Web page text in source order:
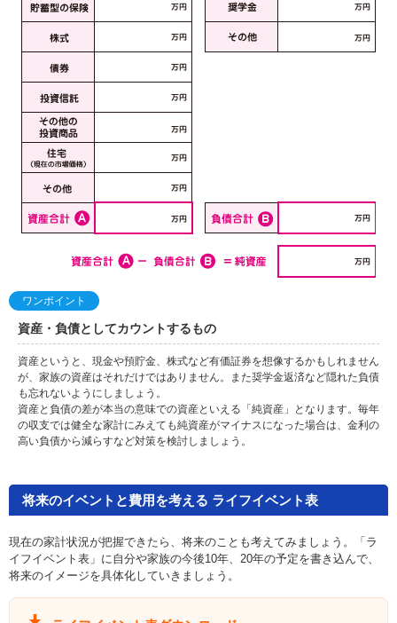
ワンポイント
資産・負債としてカウントするもの
資産というと、現金や預貯金、株式など有価証券を想像するかもしれません
が、家族の資産はそれだけではありません。また奨学金返済など隠れた負債
も忘れないようにしましょう。
資産と負債の差が本当の意味での資産といえる「純資産」となります。毎年
の収支では健全な家計にみえても純資産がマイナスになった場合は、金利の
高い負債から減らすなど対策を検討しましょう。
将来のイベントと費用を考える ライフイベント表
現在の家計状況が把握できたら、将来のことも考えてみましょう。「ラ
イフイベント表」に自分や家族の今後10年、20年の予定を書き込んで、
将来のイメージを具体化していきましょう。